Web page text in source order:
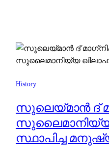
History
സുലെയ്മാന്‍ ദ്
സുലൈമാനിയ്യ
സ്ഥാപിച്ച